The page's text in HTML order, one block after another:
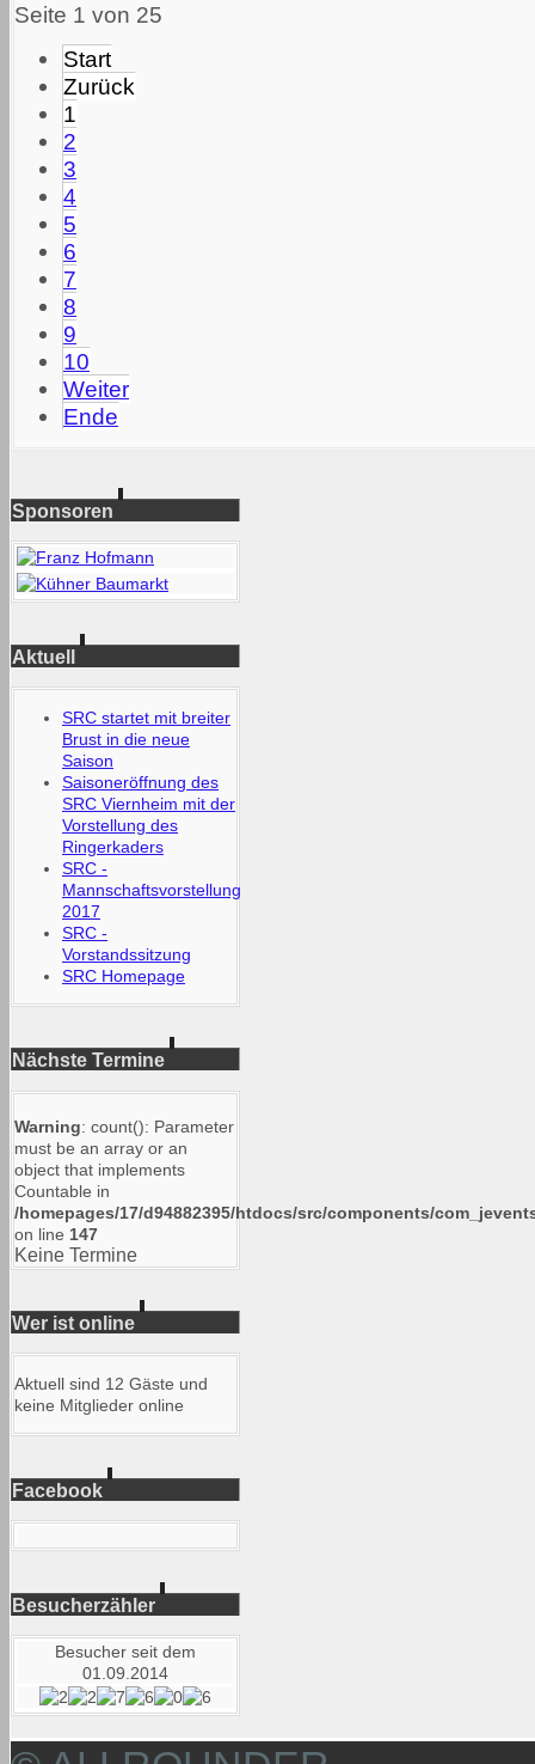
Seite 1 von 25
Start
Zurück
1
2
3
4
5
6
7
8
9
10
Weiter
Ende
Sponsoren
Aktuell
SRC startet mit breiter
Brust in die neue
Saison
Saisoneröffnung des
SRC Viernheim mit der
Vorstellung des
Ringerkaders
SRC -
Mannschaftsvorstellung
2017
SRC -
Vorstandssitzung
SRC Homepage
Nächste Termine
Warning: count(): Parameter
must be an array or an
object that implements
Countable in
/homepages/17/d94882395/htdocs/src/components/
on line 147
Keine Termine
Wer ist online
Aktuell sind 12 Gäste und
keine Mitglieder online
Facebook
Besucherzähler
Besucher seit dem
01.09.2014